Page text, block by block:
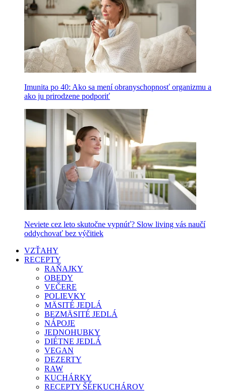
Imunita po 40: Ako sa mení obranyschopnosť organizmu a
ako ju prirodzene podporiť
Neviete cez leto skutočne vypnúť? Slow living vás naučí
oddychovať bez výčitiek
VZŤAHY
RECEPTY
RAŇAJKY
OBEDY
VEČERE
POLIEVKY
MÄSITÉ JEDLÁ
BEZMÄSITÉ JEDLÁ
NÁPOJE
JEDNOHUBKY
DIÉTNE JEDLÁ
VEGAN
DEZERTY
RAW
KUCHÁRKY
RECEPTY ŠÉFKUCHÁROV